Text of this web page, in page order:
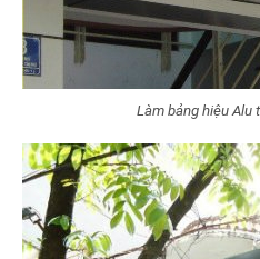
Làm bảng hiệu Alu